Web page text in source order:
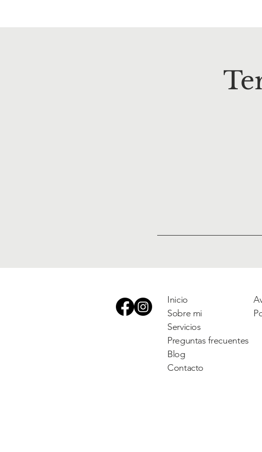
Inicio
Sobre mi
Servicios
Preguntas frecuentes
Blog
Contacto